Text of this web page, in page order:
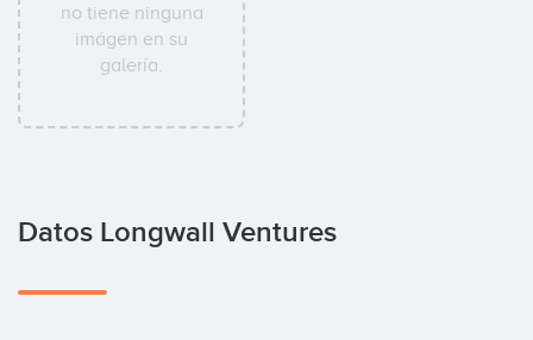
no tiene ninguna
imágen en su
galería.
Datos Longwall Ventures